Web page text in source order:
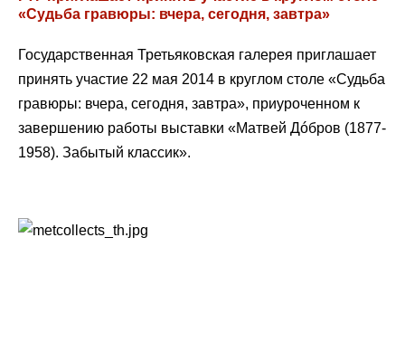
«Судьба гравюры: вчера, сегодня, завтра»
Государственная Третьяковская галерея приглашает
принять участие 22 мая 2014 в круглом столе «Судьба
гравюры: вчера, сегодня, завтра», приуроченном к
завершению работы выставки «Матвей Дóбров (1877-
1958). Забытый классик».